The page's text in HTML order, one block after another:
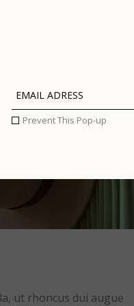
ut rhoncus dui augue
Prevent This Pop-up